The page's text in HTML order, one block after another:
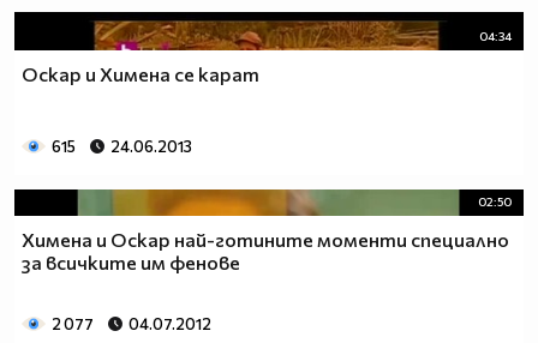
04:34
Оскар и Химена се карат
615 24.06.2013
02:50
Химена и Оскар най-готините моменти специално
за всичките им фенове
2 077 04.07.2012